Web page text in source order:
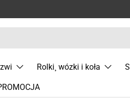
Rolki¸ wózki i koła